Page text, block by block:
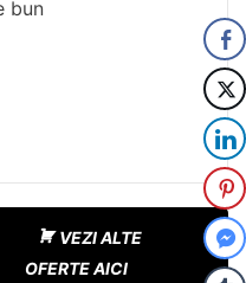
bun
VEZI ALTE
OFERTE AICI